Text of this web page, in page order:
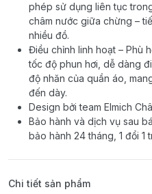
phép sử dụng liên tục
châm nước giữa chừng –
nhiều đồ.
Điều chỉnh linh hoạt – Phù
tốc độ phun hơi, dễ dàng
độ nhăn của quần áo,
đến dày.
Design bởi team Elmich
Bảo hành và dịch vụ sau
bảo hành 24 tháng, 1 đổi 1
Chi tiết sản phẩm